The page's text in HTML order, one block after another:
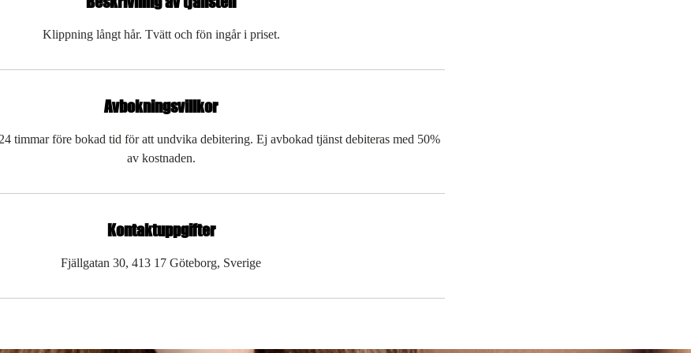
Klippning långt hår. Tvätt och fön ingår i priset.
Avbokningsvillkor
timmar före bokad tid för att undvika debitering. Ej avbokad tjänst debiteras med 50%
av kostnaden.
Kontaktuppgifter
Fjällgatan 30, 413 17 Göteborg, Sverige